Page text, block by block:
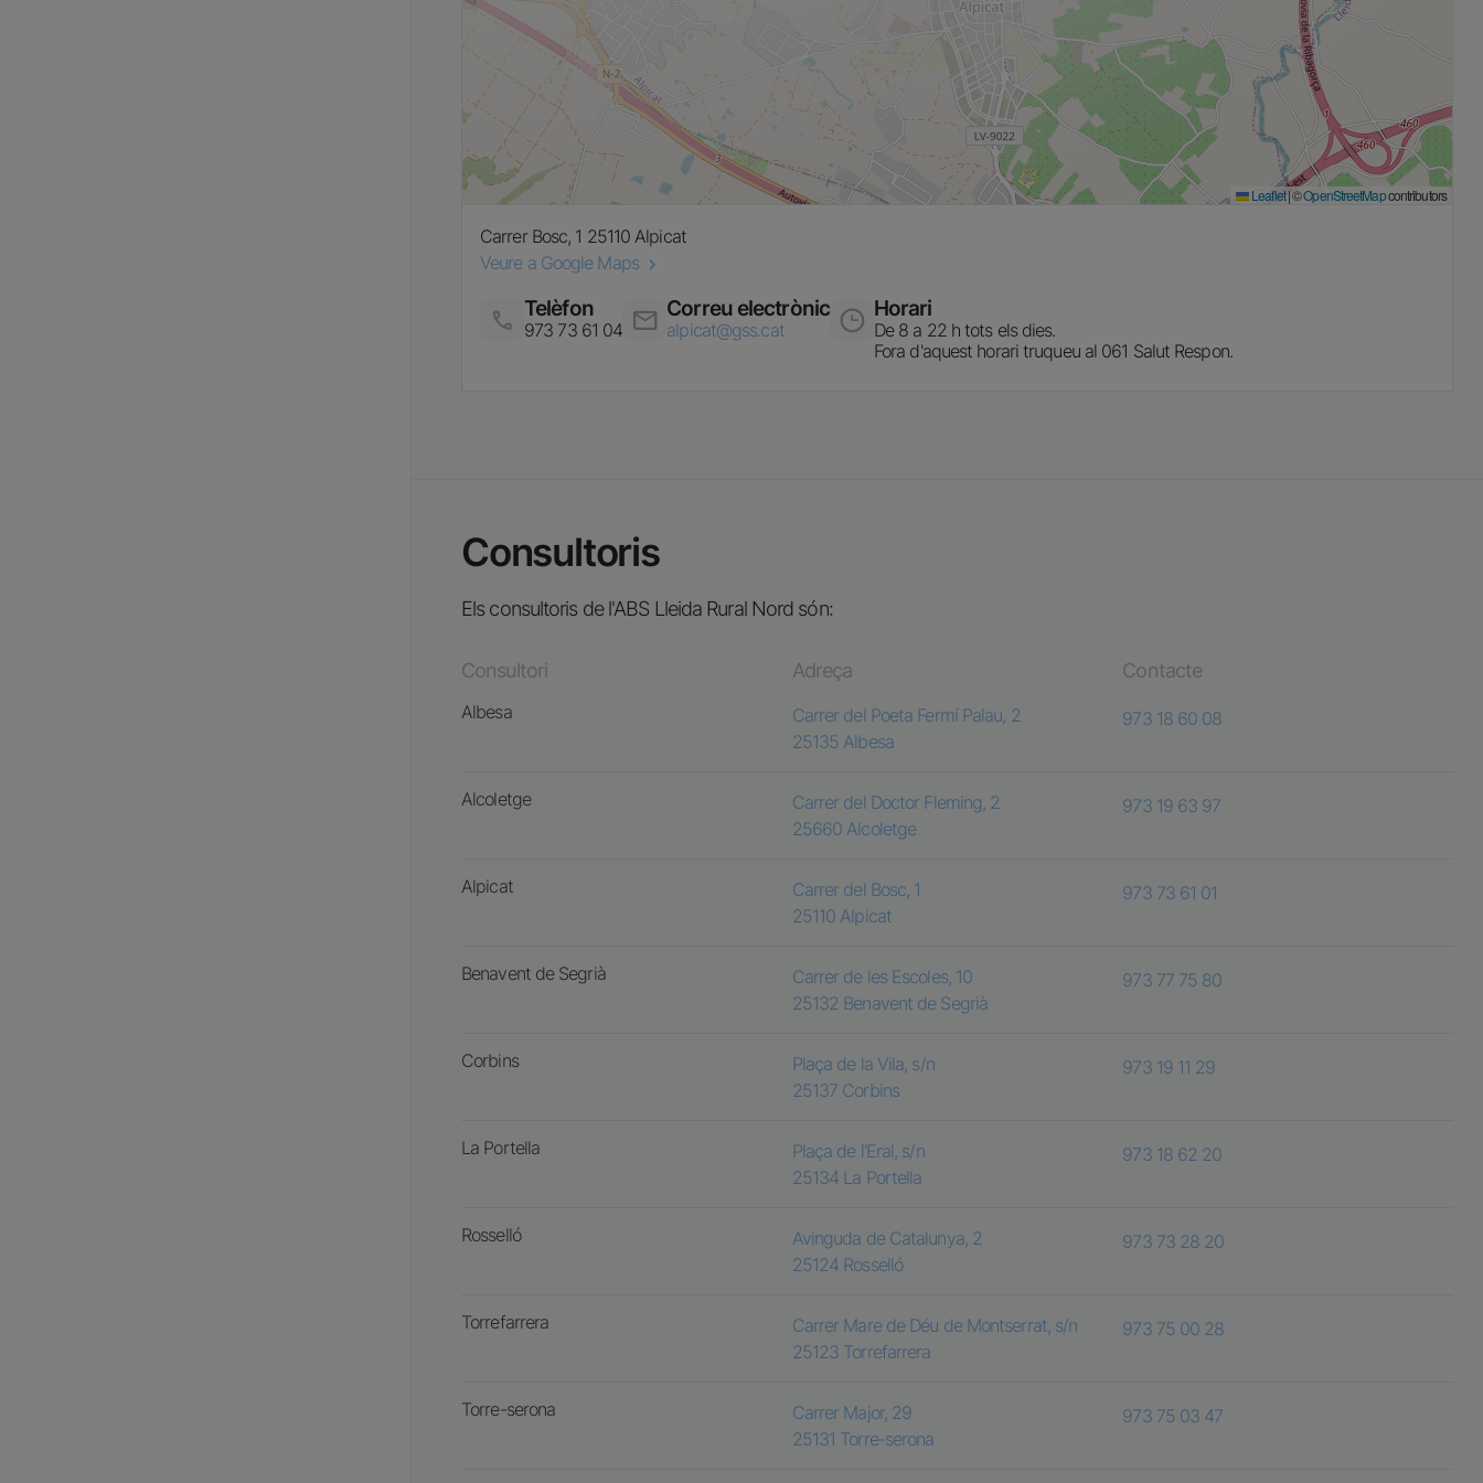
Leaflet|©OpenStreetMapcontributors
Carrer Bosc, 1 25110 Alpicat
Veure a Google Maps
ImatgeTelèfon
973 73 61 04
ImatgeCorreu electrònic
alpicat@gss.cat
ImatgeHorari
De 8 a 22 h tots els dies.
Fora d'aquest horari truqueu al 061 Salut Respon.
Consultoris
Els consultoris de l'ABS Lleida Rural Nord són:
Consultori
Albesa
Adreça
Carrer del Poeta Fermí Palau, 2
25135 Albesa
Contacte
973 18 60 08
Alcoletge
Carrer del Doctor Fleming, 2
25660 Alcoletge
973 19 63 97
Alpicat
Carrer del Bosc, 1
25110 Alpicat
973 73 61 01
Benavent de Segrià
Carrer de les Escoles, 10
25132 Benavent de Segrià
973 77 75 80
Corbins
Plaça de la Vila, s/n
25137 Corbins
973 19 11 29
La Portella
Plaça de l'Eral, s/n
25134 La Portella
973 18 62 20
Rosselló
Avinguda de Catalunya, 2
25124 Rosselló
973 73 28 20
Torrefarrera
Carrer Mare de Déu de Montserrat, s/n
25123 Torrefarrera
973 75 00 28
Torre-serona
Carrer Major, 29
25131 Torre-serona
973 75 03 47